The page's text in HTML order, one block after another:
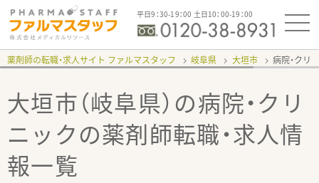
平日9：30-19：00 土日10：00-19：00
薬剤師の転職・求人サイト ファルマスタッフ 岐阜県 大垣市 病院・クリ
大垣市（岐阜県）の病院・クリ
ニックの薬剤師転職・求人情
報一覧